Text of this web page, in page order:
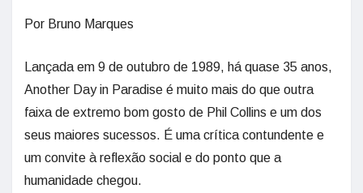
Por Bruno Marques
Lançada em 9 de outubro de 1989, há quase 35 anos,
Another Day in Paradise é muito mais do que outra
faixa de extremo bom gosto de Phil Collins e um dos
seus maiores sucessos. É uma crítica contundente e
um convite à reflexão social e do ponto que a
humanidade chegou.